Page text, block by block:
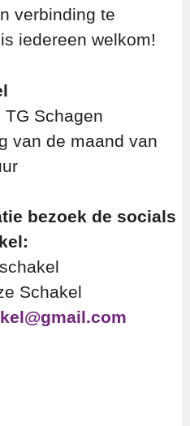
verbinding te
iedereen welkom!
Schagen
van de maand van
bezoek de socials
Schakel